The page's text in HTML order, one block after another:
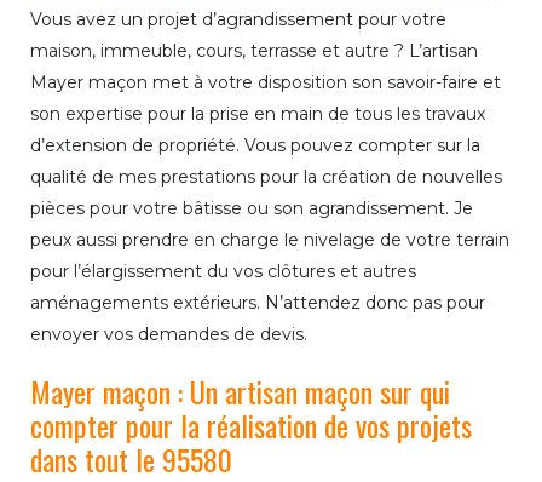
Vous avez un projet d’agrandissement pour votre
maison, immeuble, cours, terrasse et autre ? L’artisan
Mayer maçon met à votre disposition son savoir-faire et
son expertise pour la prise en main de tous les travaux
d’extension de propriété. Vous pouvez compter sur la
qualité de mes prestations pour la création de nouvelles
pièces pour votre bâtisse ou son agrandissement. Je
peux aussi prendre en charge le nivelage de votre terrain
pour l’élargissement du vos clôtures et autres
aménagements extérieurs. N’attendez donc pas pour
envoyer vos demandes de devis.
Mayer maçon : Un artisan maçon sur qui
compter pour la réalisation de vos projets
dans tout le 95580